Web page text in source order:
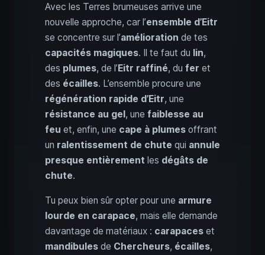
Avec les Terres brumeuses arrive une
nouvelle approche, car l’ensemble d’Eitr
se concentre sur l’amélioration de tes
capacités magiques. Il te faut du lin,
des plumes, de l’Eitr raffiné, du fer et
des écailles. L’ensemble procure une
régénération rapide d’Eitr, une
résistance au gel, une faiblesse au
feu et, enfin, une cape à plumes offrant
un ralentissement de chute qui annule
presque entièrement les dégâts de
chute.
Tu peux bien sûr opter pour une armure
lourde en carapace, mais elle demande
davantage de matériaux : carapaces et
mandibules de Chercheurs, écailles,